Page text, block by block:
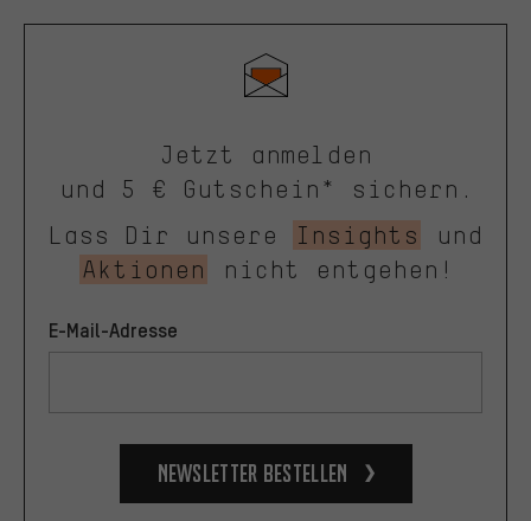
Jetzt anmelden
und 5 € Gutschein* sichern.
Lass Dir unsere
Insights
und
Aktionen
nicht entgehen!
E-Mail-Adresse
Newsletter bestellen